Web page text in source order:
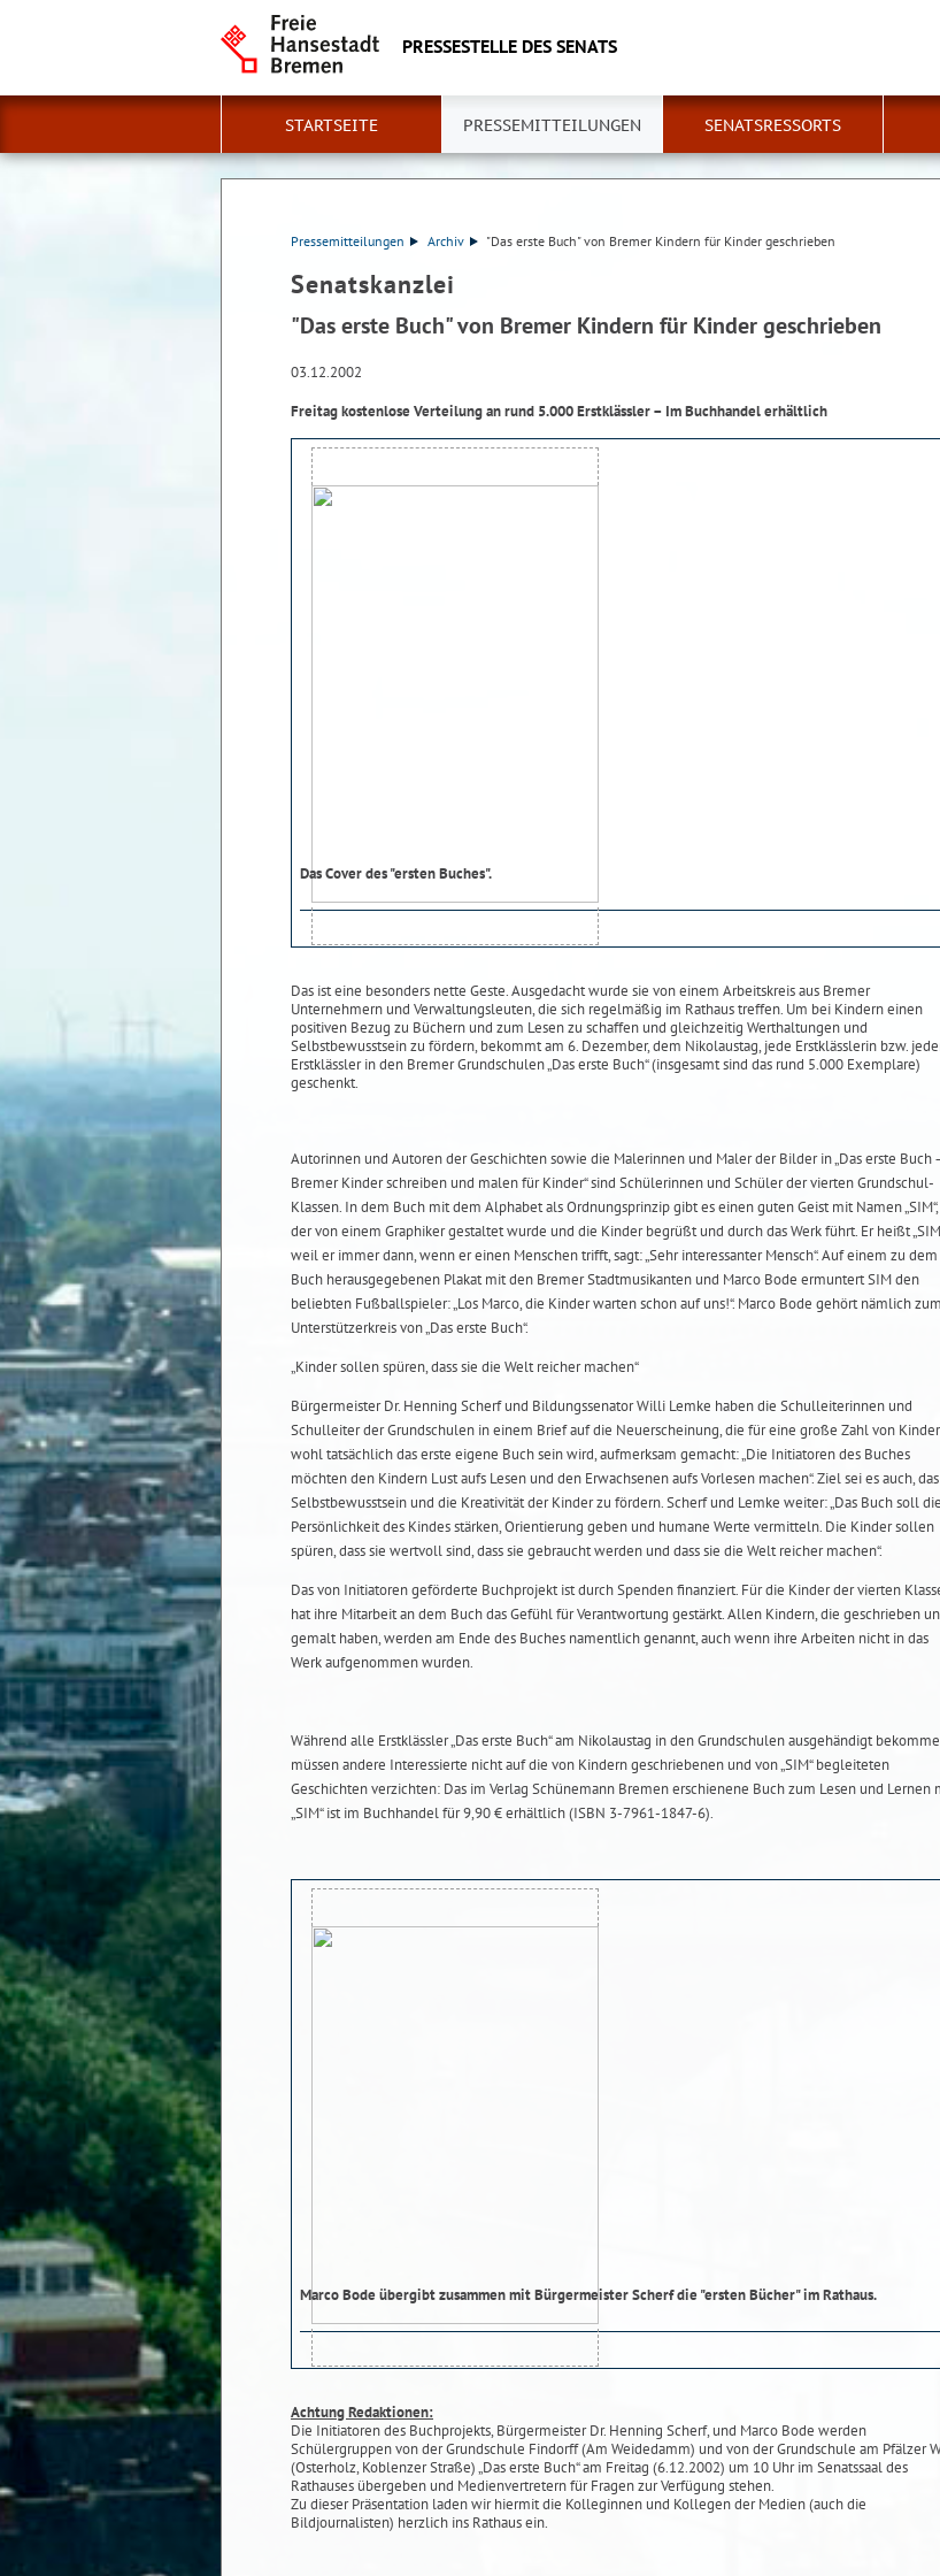
PRESSESTELLE DES SENATS
STARTSEITE PRESSEMITTEILUNGEN SENATSRESSORTS
Pressemitteilungen Archiv "Das erste Buch" von Bremer Kindern für Kinder geschrieben
Senatskanzlei
"Das erste Buch" von Bremer Kindern für Kinder geschrieben
03.12.2002
Freitag kostenlose Verteilung an rund 5.000 Erstklässler – Im Buchhandel erhältlich
Das Cover des "ersten Buches".
Das ist eine besonders nette Geste. Ausgedacht wurde sie von einem Arbeitskreis aus Bremer
Unternehmern und Verwaltungsleuten, die sich regelmäßig im Rathaus treffen. Um bei Kindern einen
positiven Bezug zu Büchern und zum Lesen zu schaffen und gleichzeitig Werthaltungen und
Selbstbewusstsein zu fördern, bekommt am 6. Dezember, dem Nikolaustag, jede Erstklässlerin bzw.
Erstklässler in den Bremer Grundschulen „Das erste Buch“ (insgesamt sind das rund 5.000 Exemplare)
geschenkt.
Autorinnen und Autoren der Geschichten sowie die Malerinnen und Maler der Bilder in „Das erste Buch
Bremer Kinder schreiben und malen für Kinder“ sind Schülerinnen und Schüler der vierten Grundschul-
Klassen. In dem Buch mit dem Alphabet als Ordnungsprinzip gibt es einen guten Geist mit Namen „SIM“,
der von einem Graphiker gestaltet wurde und die Kinder begrüßt und durch das Werk führt. Er heißt
weil er immer dann, wenn er einen Menschen trifft, sagt: „Sehr interessanter Mensch“. Auf einem zu dem
Buch herausgegebenen Plakat mit den Bremer Stadtmusikanten und Marco Bode ermuntert SIM den
beliebten Fußballspieler: „Los Marco, die Kinder warten schon auf uns!“. Marco Bode gehört nämlich zum
Unterstützerkreis von „Das erste Buch“.
„Kinder sollen spüren, dass sie die Welt reicher machen“
Bürgermeister Dr. Henning Scherf und Bildungssenator Willi Lemke haben die Schulleiterinnen und
Schulleiter der Grundschulen in einem Brief auf die Neuerscheinung, die für eine große Zahl von
wohl tatsächlich das erste eigene Buch sein wird, aufmerksam gemacht: „Die Initiatoren des Buches
möchten den Kindern Lust aufs Lesen und den Erwachsenen aufs Vorlesen machen“. Ziel sei es auch, das
Selbstbewusstsein und die Kreativität der Kinder zu fördern. Scherf und Lemke weiter: „Das Buch soll die
Persönlichkeit des Kindes stärken, Orientierung geben und humane Werte vermitteln. Die Kinder sollen
spüren, dass sie wertvoll sind, dass sie gebraucht werden und dass sie die Welt reicher machen“.
Das von Initiatoren geförderte Buchprojekt ist durch Spenden finanziert. Für die Kinder der vierten
hat ihre Mitarbeit an dem Buch das Gefühl für Verantwortung gestärkt. Allen Kindern, die geschrieben
gemalt haben, werden am Ende des Buches namentlich genannt, auch wenn ihre Arbeiten nicht in das
Werk aufgenommen wurden.
Während alle Erstklässler „Das erste Buch“ am Nikolaustag in den Grundschulen ausgehändigt
müssen andere Interessierte nicht auf die von Kindern geschriebenen und von „SIM“ begleiteten
Geschichten verzichten: Das im Verlag Schünemann Bremen erschienene Buch zum Lesen und Lernen
„SIM“ ist im Buchhandel für 9,90 € erhältlich (ISBN 3-7961-1847-6).
Marco Bode übergibt zusammen mit Bürgermeister Scherf die "ersten Bücher" im Rathaus.
Achtung Redaktionen:
Die Initiatoren des Buchprojekts, Bürgermeister Dr. Henning Scherf, und Marco Bode werden
Schülergruppen von der Grundschule Findorff (Am Weidedamm) und von der Grundschule am Pfälzer
(Osterholz, Koblenzer Straße) „Das erste Buch“ am Freitag (6.12.2002) um 10 Uhr im Senatssaal des
Rathauses übergeben und Medienvertretern für Fragen zur Verfügung stehen.
Zu dieser Präsentation laden wir hiermit die Kolleginnen und Kollegen der Medien (auch die
Bildjournalisten) herzlich ins Rathaus ein.